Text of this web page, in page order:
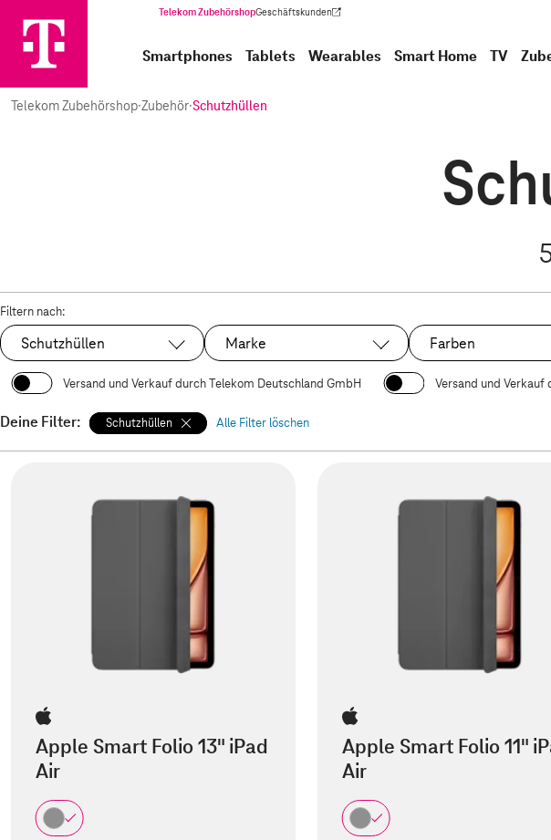
Telekom ZubehörshopGeschäftskunden
(Wird in einem neuen Tab geöffnet)
Smartphones Tablets Wearables Smart Home TV
Telekom Zubehörshop·Zubehör·Schutzhüllen
Filtern nach:
Ausgewählt:
Schutzhüllen Marke Farben
Versand und Verkauf durch Telekom Deutschland GmbH Versand und Verkauf
Deine Filter: Schutzhüllen Alle Filter löschen
Apple Smart Folio 13" iPad
Air
Apple Smart Folio 11"
Air